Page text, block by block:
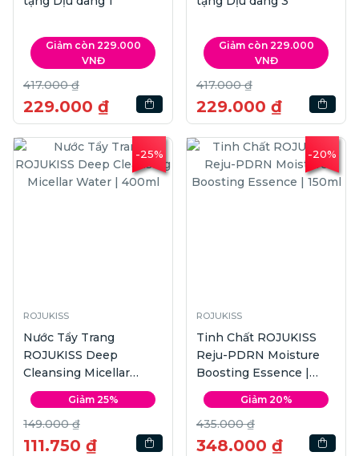
Giảm còn 229.000
VNĐ
417.000 ₫
229.000 ₫
Giảm còn 229.000
VNĐ
417.000 ₫
229.000 ₫
-25%
ROJUKISS
Nước Tẩy Trang
ROJUKISS Deep
Cleansing Micellar
Water | 400ml
Giảm 25%
149.000 ₫
111.750 ₫
-20%
ROJUKISS
Tinh Chất ROJUKISS
Reju-PDRN Moisture
Boosting Essence |
150ml
Giảm 20%
435.000 ₫
348.000 ₫